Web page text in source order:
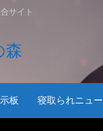
サイト
森
板 寝取られニュ